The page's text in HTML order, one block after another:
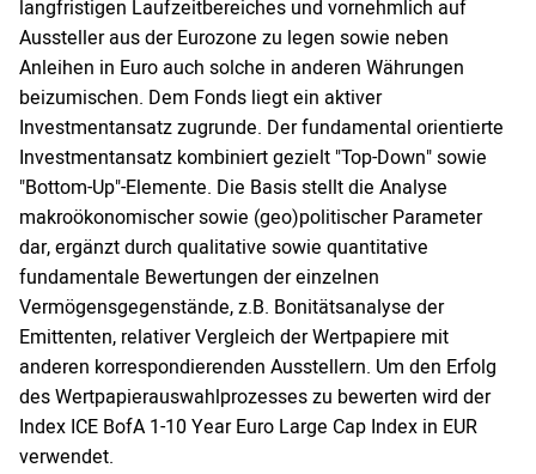
langfristigen Laufzeitbereiches und vornehmlich auf
Aussteller aus der Eurozone zu legen sowie neben
Anleihen in Euro auch solche in anderen Währungen
beizumischen. Dem Fonds liegt ein aktiver
Investmentansatz zugrunde. Der fundamental orientierte
Investmentansatz kombiniert gezielt "Top-Down" sowie
"Bottom-Up"-Elemente. Die Basis stellt die Analyse
makroökonomischer sowie (geo)politischer Parameter
dar, ergänzt durch qualitative sowie quantitative
fundamentale Bewertungen der einzelnen
Vermögensgegenstände, z.B. Bonitätsanalyse der
Emittenten, relativer Vergleich der Wertpapiere mit
anderen korrespondierenden Ausstellern. Um den Erfolg
des Wertpapierauswahlprozesses zu bewerten wird der
Index ICE BofA 1-10 Year Euro Large Cap Index in EUR
verwendet.